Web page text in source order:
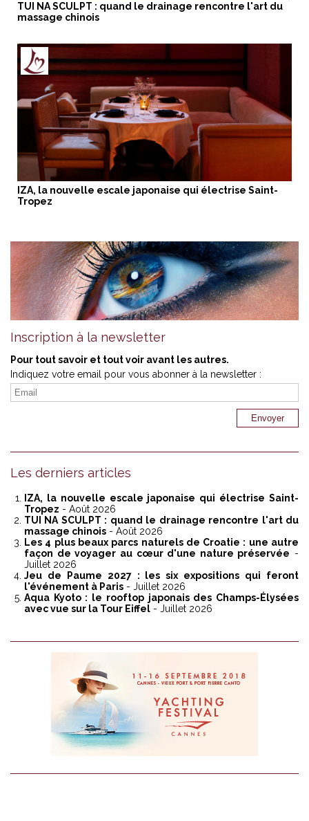
TUI NA SCULPT : quand le drainage rencontre l'art du
massage chinois
IZA, la nouvelle escale japonaise qui électrise Saint-
Tropez
Inscription à la newsletter
Pour tout savoir et tout voir avant les autres.
Indiquez votre email pour vous abonner à la newsletter :
Les derniers articles
IZA, la nouvelle escale japonaise qui électrise Saint-
Tropez - Août 2026
TUI NA SCULPT : quand le drainage rencontre l'art du
massage chinois - Août 2026
Les 4 plus beaux parcs naturels de Croatie : une autre
façon de voyager au cœur d'une nature préservée -
Juillet 2026
Jeu de Paume 2027 : les six expositions qui feront
l'événement à Paris - Juillet 2026
Aqua Kyoto : le rooftop japonais des Champs-Élysées
avec vue sur la Tour Eiffel - Juillet 2026